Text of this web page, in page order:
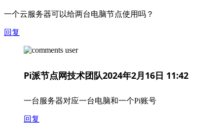
一个云服务器可以给两台电脑节点使用吗？
回复
Pi派节点网技术团队2024年2月16日 11:42
一台服务器对应一台电脑和一个Pi账号
回复